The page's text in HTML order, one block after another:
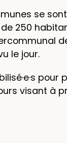
se
250
le jour.
visant à